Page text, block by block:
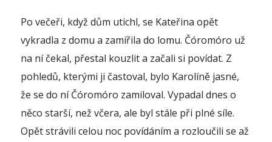
Po večeři, když dům utichl, se Kateřina opět
vykradla z domu a zamířila do lomu. Čóromóro už
na ní čekal, přestal kouzlit a začali si povídat. Z
pohledů, kterými ji častoval, bylo Karolíně jasné,
že se do ní Čóromóro zamiloval. Vypadal dnes o
něco starší, než včera, ale byl stále při plné síle.
Opět strávili celou noc povídáním a rozloučili se až